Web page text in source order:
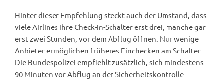
Hinter dieser Empfehlung steckt auch der Umstand, dass
viele Airlines ihre Check-in-Schalter erst drei, manche gar
erst zwei Stunden, vor dem Abflug öffnen. Nur wenige
Anbieter ermöglichen früheres Einchecken am Schalter.
Die Bundespolizei empfiehlt zusätzlich, sich mindestens
90 Minuten vor Abflug an der Sicherheitskontrolle